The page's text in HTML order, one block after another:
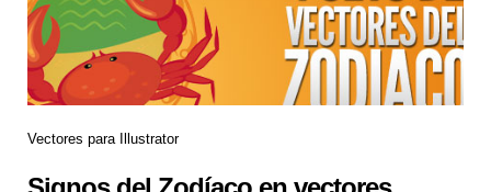
Vectores para Illustrator